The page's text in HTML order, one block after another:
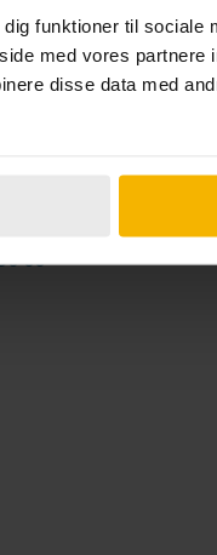
funktioner til sociale
med vores partnere
disse data med
tirsdag og
på +4610-167
00